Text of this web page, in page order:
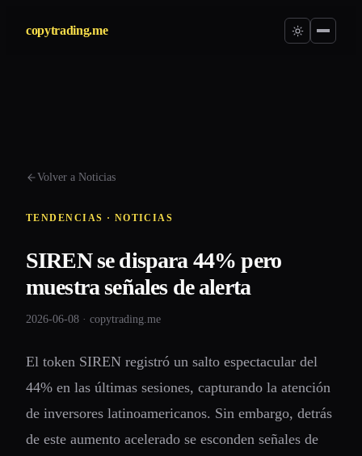
copytrading.me
Volver a Noticias
TENDENCIAS · NOTICIAS
SIREN se dispara 44% pero
muestra señales de alerta
2026-06-08 · copytrading.me
El token SIREN registró un salto espectacular del
44% en las últimas sesiones, capturando la atención
de inversores latinoamericanos. Sin embargo, detrás
de este aumento acelerado se esconden señales de